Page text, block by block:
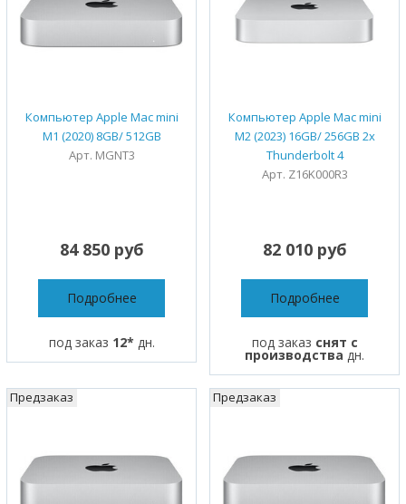
Компьютер Apple Mac mini
M1 (2020) 8GB/ 512GB
Арт. MGNT3
84 850 руб
Подробнее
под заказ 12* дн.
Компьютер Apple Mac mini
M2 (2023) 16GB/ 256GB 2x
Thunderbolt 4
Арт. Z16K000R3
82 010 руб
Подробнее
под заказ снят с
производства дн.
Предзаказ Предзаказ